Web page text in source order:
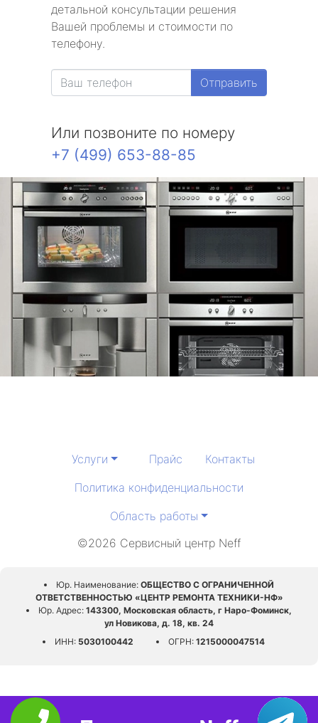
детальной консультации решения
Вашей проблемы и стоимости по
телефону.
Отправить
Или позвоните по номеру
+7 (499) 653-88-85
Услуги Прайс
Контакты
Политика конфиденциальности
Область работы
©2026 Сервисный центр Neff
Юр. Наименование: ОБЩЕСТВО С ОГРАНИЧЕННОЙ
ОТВЕТСТВЕННОСТЬЮ «ЦЕНТР РЕМОНТА ТЕХНИКИ-НФ»
Юр. Адрес: 143300, Московская область, г Наро-Фоминск,
ул Новикова, д. 18, кв. 24
ИНН:5030100442 ОГРН:1215000047514